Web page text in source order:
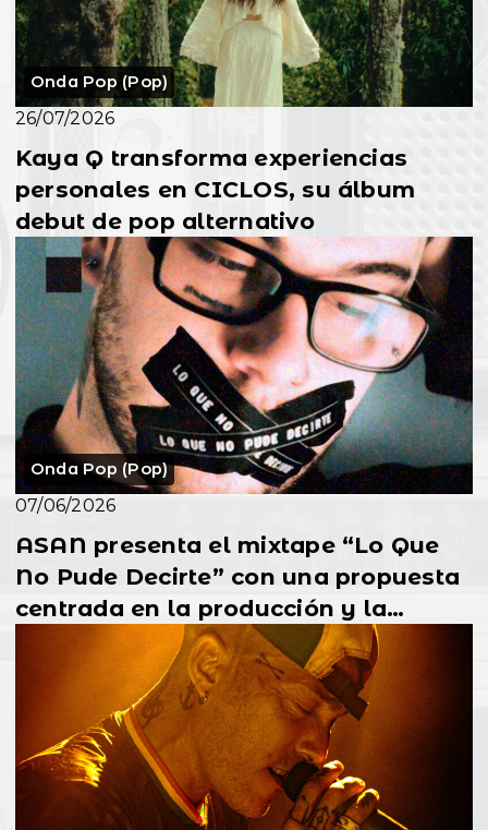
Onda Pop (Pop)
26/07/2026
Kaya Q transforma experiencias
personales en CICLOS, su álbum
debut de pop alternativo
Onda Pop (Pop)
07/06/2026
ASAN presenta el mixtape “Lo Que
No Pude Decirte” con una propuesta
centrada en la producción y la
participación de s...